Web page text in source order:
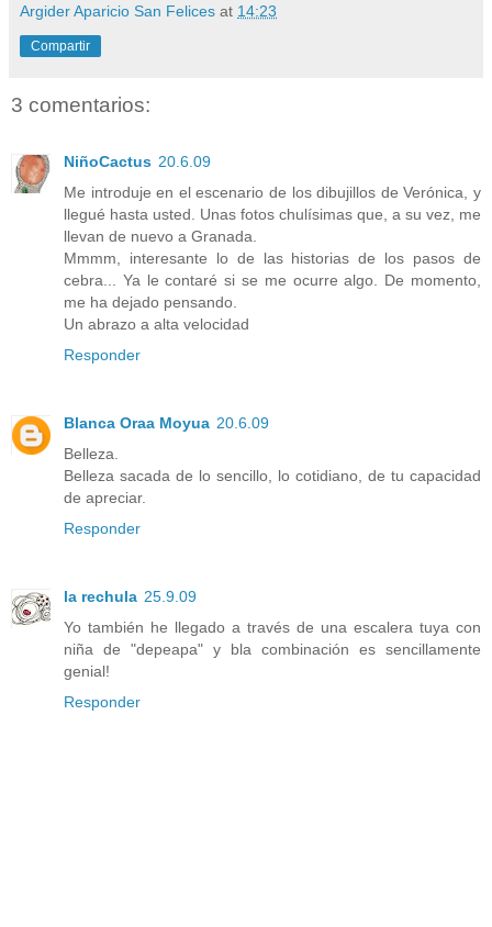
Argider Aparicio San Felices at 14:23
Compartir
3 comentarios:
NiñoCactus 20.6.09
Me introduje en el escenario de los dibujillos de Verónica, y
llegué hasta usted. Unas fotos chulísimas que, a su vez, me
llevan de nuevo a Granada.
Mmmm, interesante lo de las historias de los pasos de
cebra... Ya le contaré si se me ocurre algo. De momento,
me ha dejado pensando.
Un abrazo a alta velocidad
Responder
Blanca Oraa Moyua 20.6.09
Belleza.
Belleza sacada de lo sencillo, lo cotidiano, de tu capacidad
de apreciar.
Responder
la rechula 25.9.09
Yo también he llegado a través de una escalera tuya con
niña de "depeapa" y bla combinación es sencillamente
genial!
Responder